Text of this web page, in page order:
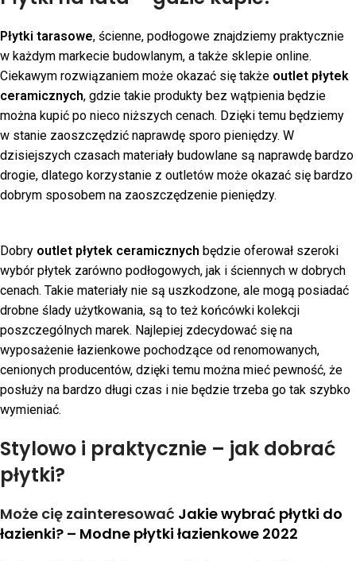
Płytki tarasowe, ścienne, podłogowe znajdziemy praktycznie
w każdym markecie budowlanym, a także sklepie online.
Ciekawym rozwiązaniem może okazać się także outlet płytek
ceramicznych, gdzie takie produkty bez wątpienia będzie
można kupić po nieco niższych cenach. Dzięki temu będziemy
w stanie zaoszczędzić naprawdę sporo pieniędzy. W
dzisiejszych czasach materiały budowlane są naprawdę bardzo
drogie, dlatego korzystanie z outletów może okazać się bardzo
dobrym sposobem na zaoszczędzenie pieniędzy.
Dobry outlet płytek ceramicznych będzie oferował szeroki
wybór płytek zarówno podłogowych, jak i ściennych w dobrych
cenach. Takie materiały nie są uszkodzone, ale mogą posiadać
drobne ślady użytkowania, są to też końcówki kolekcji
poszczególnych marek. Najlepiej zdecydować się na
wyposażenie łazienkowe pochodzące od renomowanych,
cenionych producentów, dzięki temu można mieć pewność, że
posłuży na bardzo długi czas i nie będzie trzeba go tak szybko
wymieniać.
Stylowo i praktycznie – jak dobrać
płytki?
Może cię zainteresować Jakie wybrać płytki do
łazienki? – Modne płytki łazienkowe 2022